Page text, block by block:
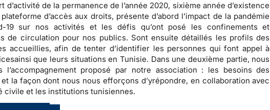
d’activité de la permanence de l’année 2020, sixième année d’existence
d’accès aux droits, présente d’abord l’impact de la pandémie
19 sur nos activités et les défis qu’ont posé les confinements et
de circulation pour nos publics. Sont ensuite détaillés les profils des
accueillies, afin de tenter d’identifier les personnes qui font appel à
que leurs situations en Tunisie. Dans une deuxième partie, nous
l’accompagnement proposé par notre association : les besoins des
la façon dont nous nous efforçons d’yrépondre, en collaboration avec
civile et les institutions tunisiennes.